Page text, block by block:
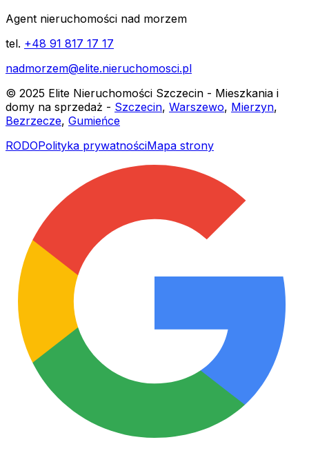
Agent nieruchomości nad morzem
tel. +48 91 817 17 17
nadmorzem@elite.nieruchomosci.pl
© 2025 Elite Nieruchomości Szczecin - Mieszkania i
domy na sprzedaż - Szczecin, Warszewo, Mierzyn,
Bezrzecze, Gumieńce
RODOPolityka prywatnościMapa strony